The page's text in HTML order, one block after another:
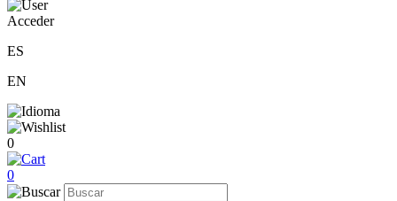
Acceder
ES
EN
0
0